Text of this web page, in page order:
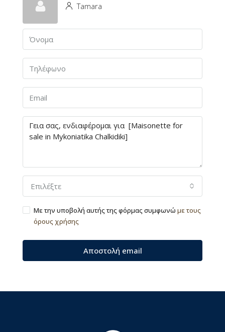
Tamara
Επιλέξτε
Με την υποβολή αυτής της φόρμας συμφωνώ με τους
όρους χρήσης
Αποστολή email